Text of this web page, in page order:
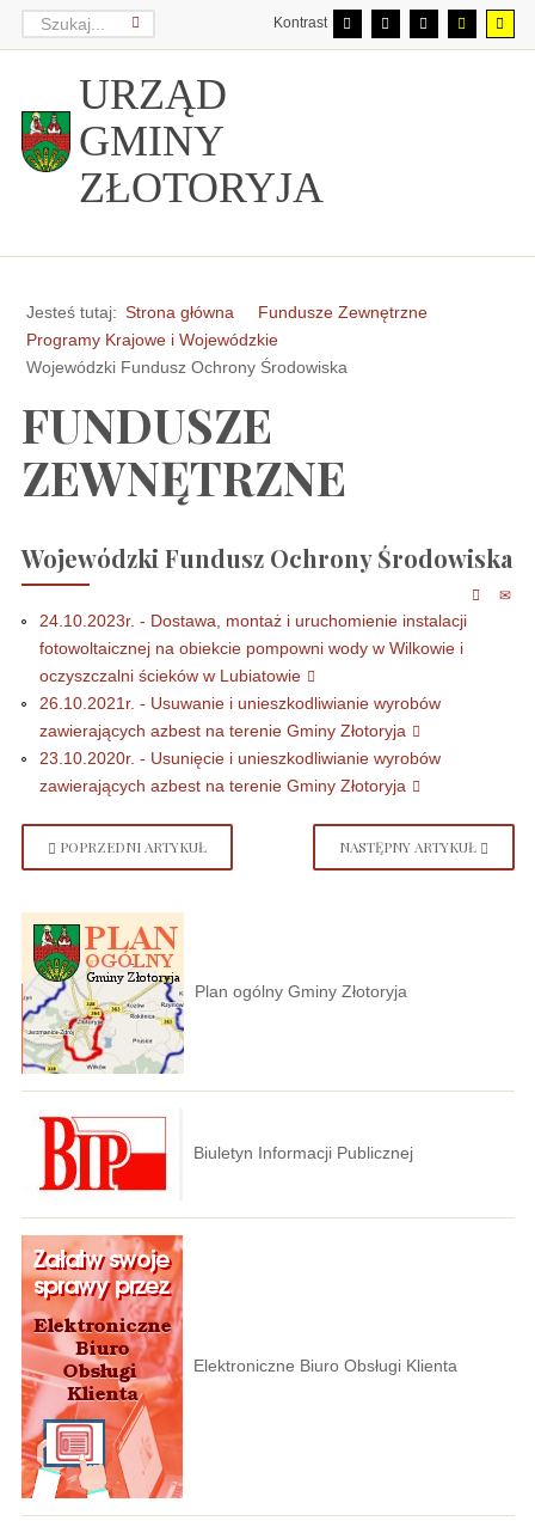
Kontrast
URZĄD
GMINY
ZŁOTORYJA
Jesteś tutaj: Strona główna
Fundusze Zewnętrzne
Programy Krajowe i Wojewódzkie
Wojewódzki Fundusz Ochrony Środowiska
FUNDUSZE
ZEWNĘTRZNE
Wojewódzki Fundusz Ochrony Środowiska
24.10.2023r. - Dostawa, montaż i uruchomienie instalacji
fotowoltaicznej na obiekcie pompowni wody w Wilkowie i
oczyszczalni ścieków w Lubiatowie
26.10.2021r. - Usuwanie i unieszkodliwianie wyrobów
zawierających azbest na terenie Gminy Złotoryja
23.10.2020r. - Usunięcie i unieszkodliwianie wyrobów
zawierających azbest na terenie Gminy Złotoryja
POPRZEDNI ARTYKUŁ NASTĘPNY ARTYKUŁ
Plan ogólny Gminy Złotoryja
Biuletyn Informacji Publicznej
Elektroniczne Biuro Obsługi Klienta